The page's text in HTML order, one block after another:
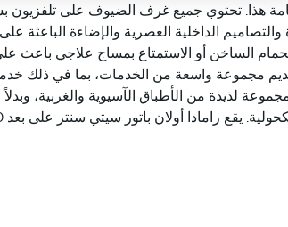
هذا. تحتوي جميع غرف الضيوف على
الداخلية العصرية والإضاءة الباعثة
الساخن أو الاستمتاع بمساج علاجي باعث
مجموعة واسعة من الخدمات، بما في ذلك